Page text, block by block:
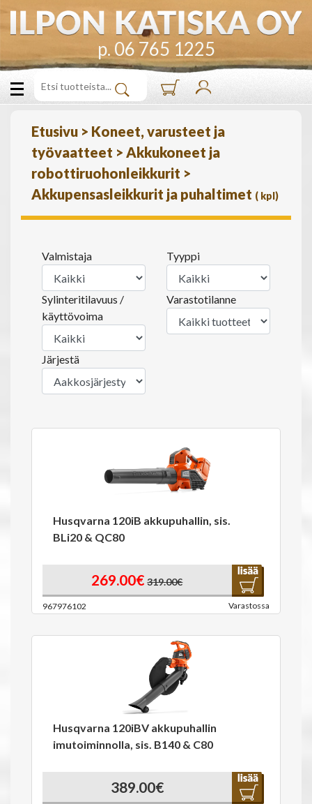
p. 06 765 1225
Etusivu > Koneet, varusteet ja
työvaatteet > Akkukoneet ja
robottiruohonleikkurit >
Akkupensasleikkurit ja puhaltimet ( kpl)
Valmistaja Tyyppi
Sylinteritilavuus /
käyttövoima
Varastotilanne
Järjestä
Husqvarna 120iB akkupuhallin, sis.
BLi20 & QC80
269.00€ 319.00€
967976102 Varastossa
Husqvarna 120iBV akkupuhallin
imutoiminnolla, sis. B140 & C80
389.00€